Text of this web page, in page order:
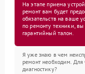
На этапе приема
ремонт вам будет
обязательств на ваше
по ремонту техники,
гарантийный талон.
Я уже знаю в чем
ремонт необходим. Для
диагностику?